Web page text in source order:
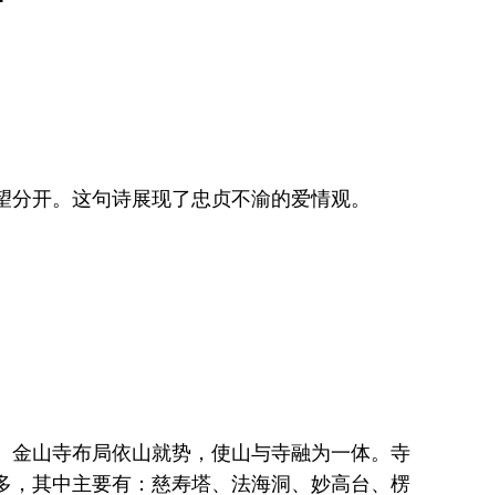
开。这句诗展现了忠贞不渝的爱情观。
山寺布局依山就势，使山与寺融为一体。寺
其中主要有：慈寿塔、法海洞、妙高台、楞